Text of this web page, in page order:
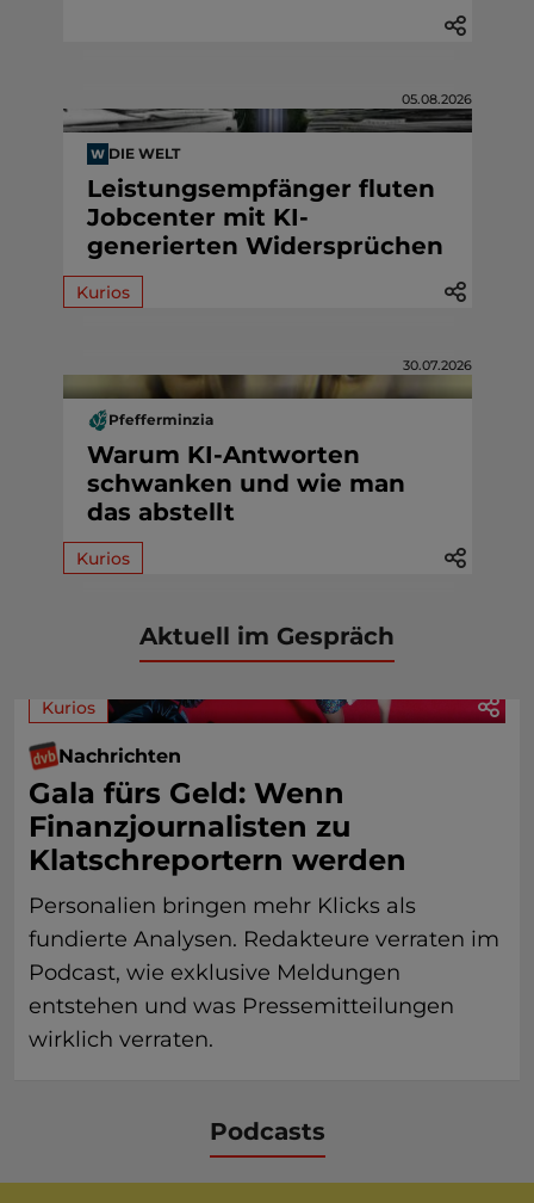
05.08.2026
DIE WELT
Leistungsempfänger fluten
Jobcenter mit KI-
generierten Widersprüchen
Kurios
30.07.2026
Pfefferminzia
Warum KI-Antworten
schwanken und wie man
das abstellt
Kurios
Aktuell im Gespräch
Kurios
Nachrichten
Gala fürs Geld: Wenn
Finanzjournalisten zu
Klatschreportern werden
Personalien bringen mehr Klicks als
fundierte Analysen. Redakteure verraten im
Podcast, wie exklusive Meldungen
entstehen und was Pressemitteilungen
wirklich verraten.
Podcasts